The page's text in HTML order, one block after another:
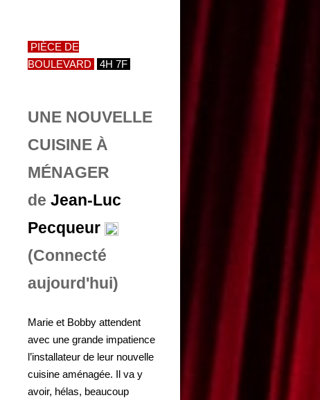
PIÈCE DE
BOULEVARD
4H 7F
UNE NOUVELLE
CUISINE À
MÉNAGER
deJean-Luc
Pecqueur
(Connecté
aujourd'hui)
Marie et Bobby attendent
avec une grande impatience
l’installateur de leur nouvelle
cuisine aménagée. Il va y
avoir, hélas, beaucoup